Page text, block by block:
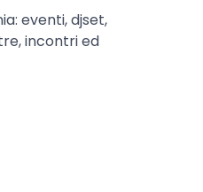
eventi, djset,
incontri ed